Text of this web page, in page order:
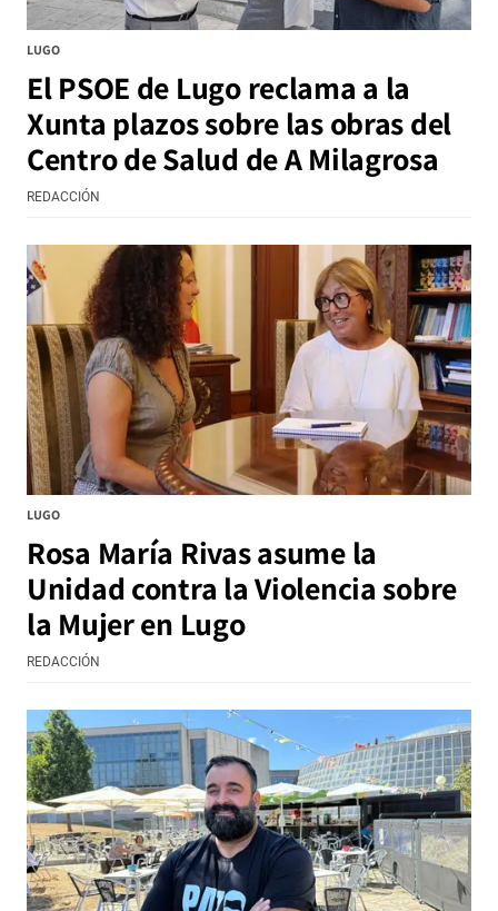
LUGO
El PSOE de Lugo reclama a la
Xunta plazos sobre las obras del
Centro de Salud de A Milagrosa
REDACCIÓN
LUGO
Rosa María Rivas asume la
Unidad contra la Violencia sobre
la Mujer en Lugo
REDACCIÓN